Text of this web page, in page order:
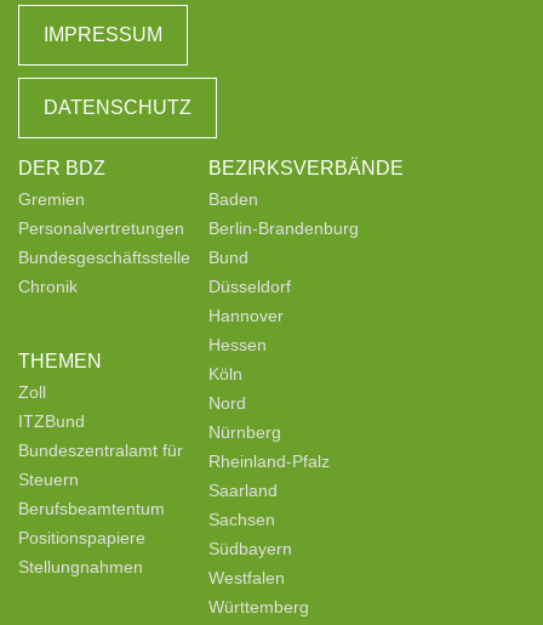
IMPRESSUM
DATENSCHUTZ
DER BDZ
Gremien
Personalvertretungen
Bundesgeschäftsstelle
Chronik
THEMEN
Zoll
ITZBund
Bundeszentralamt für
Steuern
Berufsbeamtentum
Positionspapiere
Stellungnahmen
BEZIRKSVERBÄNDE
Baden
Berlin-Brandenburg
Bund
Düsseldorf
Hannover
Hessen
Köln
Nord
Nürnberg
Rheinland-Pfalz
Saarland
Sachsen
Südbayern
Westfalen
Württemberg